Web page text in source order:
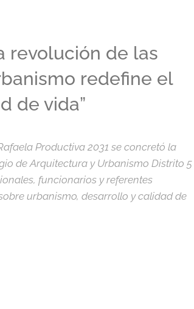
revolución de las
redefine el
de vida”
Productiva 2031 se concretó la
de Arquitectura y Urbanismo Distrito 5
funcionarios y referentes
urbanismo, desarrollo y calidad de